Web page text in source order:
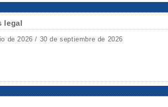
legal
de 2026 / 30 de septiembre de 2026